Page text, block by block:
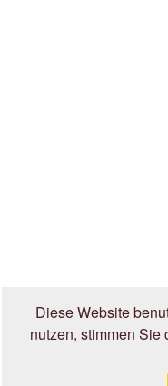
Diese Website
nutzen, stimmen Sie